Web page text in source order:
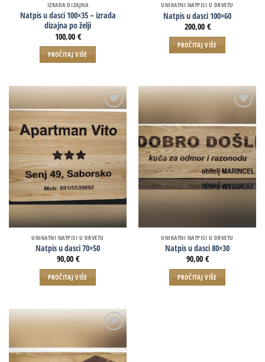
IZRADA DIZAJNA
Natpis u dasci 100×35 – izrada
dizajna po želji
100,00 €
PROČITAJ VIŠE
UNIKATNI NATPISI U DRVETU
Natpis u dasci 100×60
200,00 €
PROČITAJ VIŠE
UNIKATNI NATPISI U DRVETU
Natpis u dasci 70×50
90,00 €
PROČITAJ VIŠE
UNIKATNI NATPISI U DRVETU
Natpis u dasci 80×30
90,00 €
PROČITAJ VIŠE